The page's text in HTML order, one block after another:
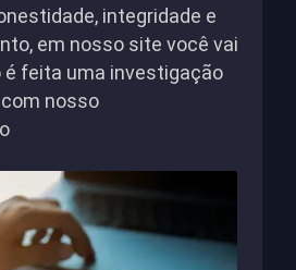
integridade e
em nosso site você vai
é feita uma investigação
nosso